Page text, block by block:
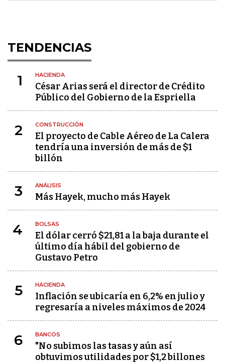
TENDENCIAS
1 HACIENDA
César Arias será el director de Crédito
Público del Gobierno de la Espriella
2 CONSTRUCCIÓN
El proyecto de Cable Aéreo de La Calera
tendría una inversión de más de $1
billón
3 ANÁLISIS
Más Hayek, mucho más Hayek
4 BOLSAS
El dólar cerró $21,81 a la baja durante el
último día hábil del gobierno de
Gustavo Petro
5 HACIENDA
Inflación se ubicaría en 6,2% en julio y
regresaría a niveles máximos de 2024
6 BANCOS
"No subimos las tasas y aún así
obtuvimos utilidades por $1,2 billones